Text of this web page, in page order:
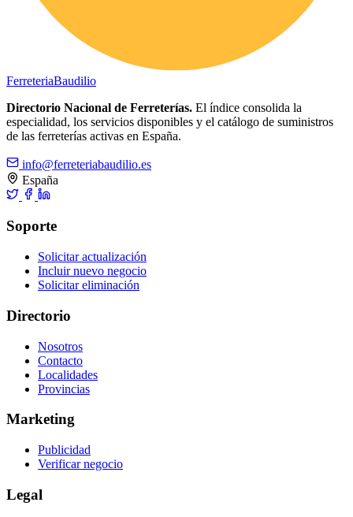
FerreteriaBaudilio
Directorio Nacional de Ferreterías. El índice consolida la
especialidad, los servicios disponibles y el catálogo de suministros
de las ferreterías activas en España.
info@ferreteriabaudilio.es
España
Soporte
Solicitar actualización
Incluir nuevo negocio
Solicitar eliminación
Directorio
Nosotros
Contacto
Localidades
Provincias
Marketing
Publicidad
Verificar negocio
Legal